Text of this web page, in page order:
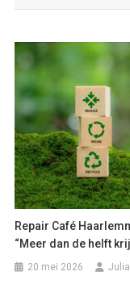
Repair Café
“Meer dan de helft
20 mei 2026